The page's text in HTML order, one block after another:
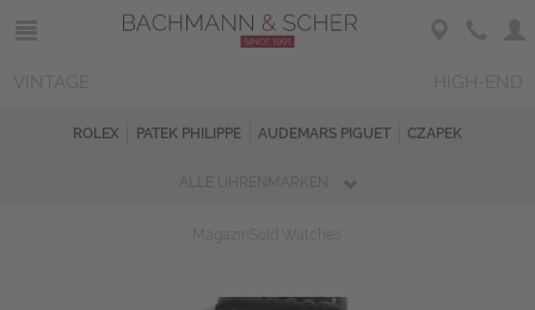
ROLEX PATEK PHILIPPE AUDEMARS PIGUET CZAPEK